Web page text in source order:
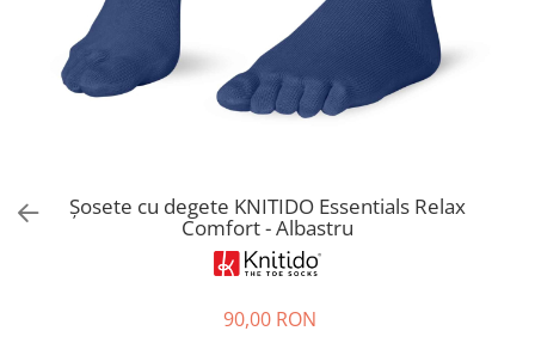
Șosete-pantofi
Reduceri
Reduceri
Șosete cu degete KNITIDO Essentials Relax
Comfort - Albastru
90,00 RON